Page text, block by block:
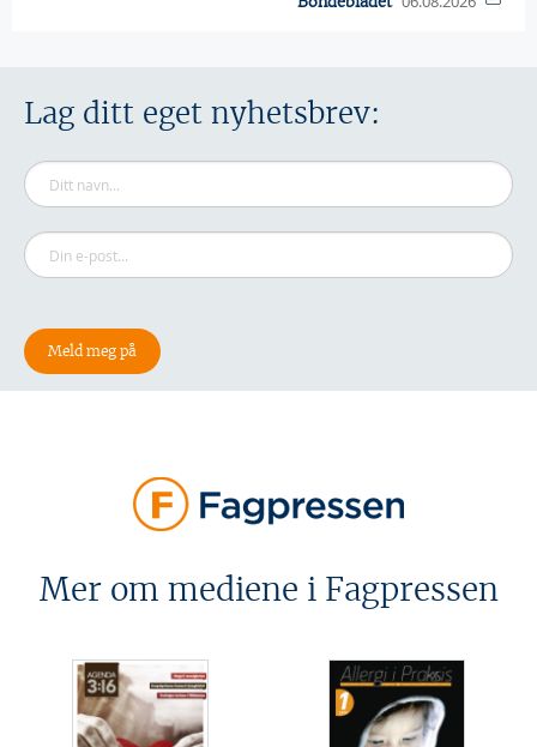
Lag ditt eget nyhetsbrev:
Mer om mediene i Fagpressen